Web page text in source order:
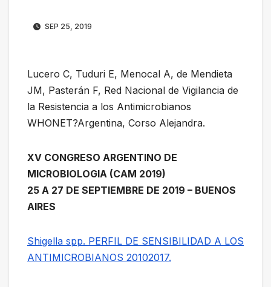
SEP 25, 2019
Lucero C, Tuduri E, Menocal A, de Mendieta
JM, Pasterán F, Red Nacional de Vigilancia de
la Resistencia a los Antimicrobianos
WHONET?Argentina, Corso Alejandra.
XV CONGRESO ARGENTINO DE
MICROBIOLOGIA (CAM 2019)
25 A 27 DE SEPTIEMBRE DE 2019 – BUENOS
AIRES
Shigella spp. PERFIL DE SENSIBILIDAD A LOS
ANTIMICROBIANOS 20102017.